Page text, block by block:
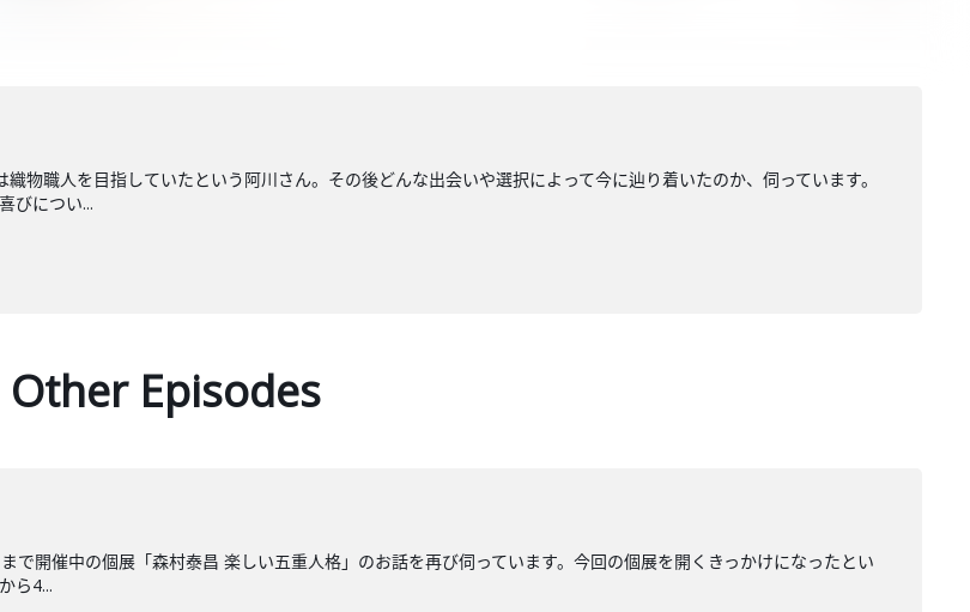
物職人を目指していたという阿川さん。その後どんな出会いや選択によって今に辿り着いたのか、伺っています。
びについ...
Other Episodes
で開催中の個展「森村泰昌 楽しい五重人格」のお話を再び伺っています。今回の個展を開くきっかけになったとい
ら4...